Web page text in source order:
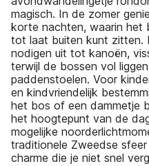
magisch. In de zomer
korte nachten, waarin het
tot laat buiten kunt zitten.
nodigen uit tot kanoën,
terwijl de bossen vol
paddenstoelen. Voor
en kindvriendelijk
het bos of een dammetje
het hoogtepunt van de
mogelijke
traditionele Zweedse
charme die je niet snel